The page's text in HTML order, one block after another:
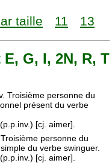
taille 11 13
G, I, 2N, R, T
Troisième personne du
présent du verbe
[cj. aimer].
personne du
du verbe swinguer.
[cj. aimer].